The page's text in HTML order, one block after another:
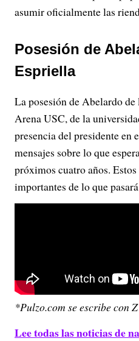
asumir oficialmente las
Posesión de
Espriella
La posesión de Abelardo
Arena USC, de la
presencia del presidente en
mensajes sobre lo que
próximos cuatro años.
importantes de lo que
*Pulzo.com se escribe con Z
Lee todas las noticias de